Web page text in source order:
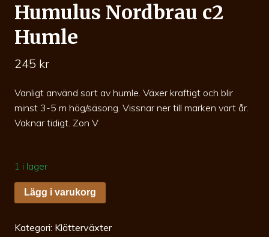
Humulus Nordbrau c2
Humle
245 kr
Vanligt använd sort av humle. Växer kraftigt och blir
minst 3-5 m hög/säsong. Vissnar ner till marken vart år.
Vaknar tidigt. Zon V
1 i lager
Humulus
Nordbrau
c2
mängd
Lägg i varukorg
Kategori: Klätterväxter